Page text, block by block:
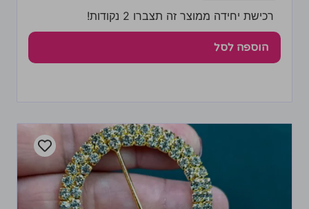
רכישת יחידה ממוצר זה תצברו 2 נקודות!
הוספה לסל